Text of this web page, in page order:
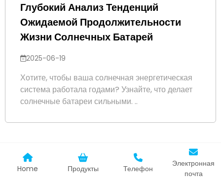
Глубокий Анализ Тенденций
Ожидаемой Продолжительности
Жизни Солнечных Батарей
2025-06-19
Хотите, чтобы ваша солнечная энергетическая
система работала годами? Узнайте, что делает
солнечные батареи сильными. ..
Home Продукты Телефон
Электронная
почта